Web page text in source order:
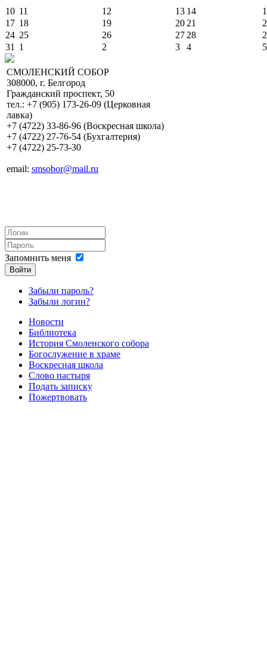
10 11 12 13 14
17 18 19 20 21
24 25 26 27 28
31
1 2 3 4 5
СМОЛЕНСКИЙ СОБОР
308000, г. Белгород
Гражданский проспект, 50
тел.: +7 (905) 173-26-09 (Церковная
лавка)
+7 (4722) 33-86-96 (Воскресная школа)
+7 (4722) 27-76-54 (Бухгалтерия)
+7 (4722) 25-73-30
email: smsobor@mail.ru
Запомнить меня
Войти
Забыли пароль?
Забыли логин?
Новости
Библиотека
История Смоленского собора
Богослужение в храме
Воскресная школа
Слово пастыря
Подать записку
Пожертвовать